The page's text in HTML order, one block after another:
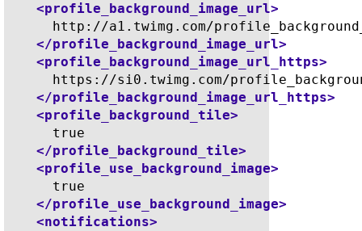
<profile_background_image_url>
http://a1.twimg.com/
</profile_background_image_url>
<profile_background_image_url_https>
https://si0.twimg.com/
</profile_background_image_url_https>
<profile_background_tile>
      true
</profile_background_tile>
<profile_use_background_image>
      true
</profile_use_background_image>
<notifications>